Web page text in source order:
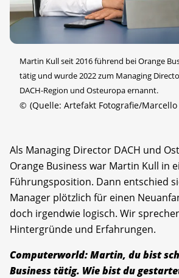
Martin Kull seit 2016 führend bei Orange
tätig und wurde 2022 zum Managing
DACH-Region und Osteuropa ernannt.
© (Quelle: Artefakt Fotografie/
Als Managing Director DACH und
Orange Business war Martin Kull in
Führungsposition. Dann entschied
Manager plötzlich für einen
doch irgendwie logisch. Wir
Hintergründe und Erfahrungen.
Computerworld: Martin, du bist
Business tätig. Wie bist du